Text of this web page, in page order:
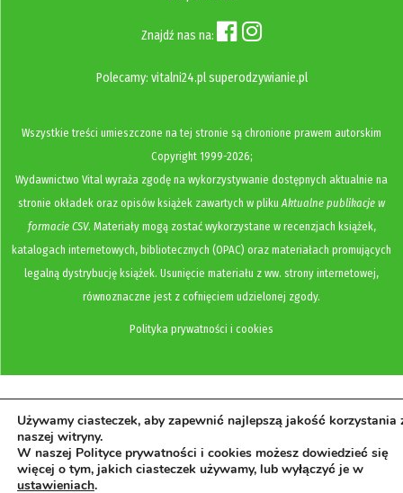
Znajdź nas na:
Polecamy: vitalni24.pl superodzywianie.pl
Wszystkie treści umieszczone na tej stronie są chronione prawem autorskim
Copyright1999-2026;
Wydawnictwo Vital wyraża zgodę na wykorzystywanie dostępnych aktualnie na
stronie okładek oraz opisów książek zawartych w pliku Aktualne publikacje w
formacie CSV. Materiały mogą zostać wykorzystane w recenzjach książek,
katalogach internetowych, bibliotecznych (OPAC) oraz materiałach promujących
legalną dystrybucję książek. Usunięcie materiału z ww. strony internetowej,
równoznaczne jest z cofnięciem udzielonej zgody.
Polityka prywatności i cookies
Używamy ciasteczek, aby zapewnić najlepszą jakość korzystania
naszej witryny.
W naszej Polityce prywatności i cookies możesz dowiedzieć się
więcej o tym, jakich ciasteczek używamy, lub wyłączyć je w
ustawieniach.